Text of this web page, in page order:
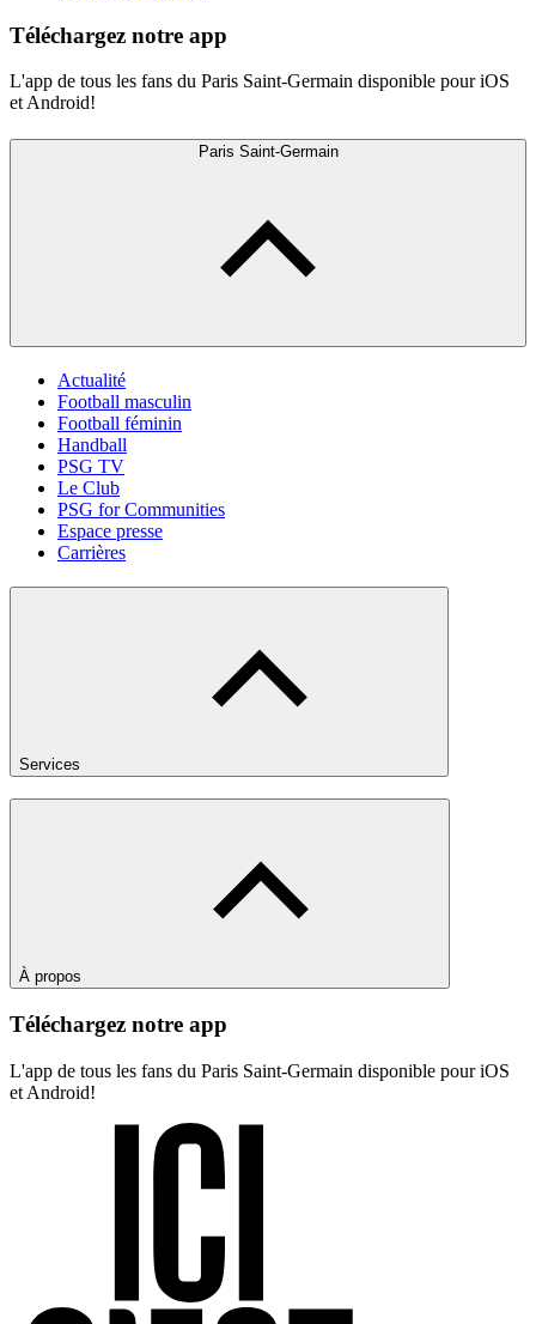
Téléchargez notre app
L'app de tous les fans du Paris Saint-Germain disponible pour iOS
et Android!
Paris Saint-Germain
Actualité
Football masculin
Football féminin
Handball
PSG TV
Le Club
PSG for Communities
Espace presse
Carrières
Services
À propos
Téléchargez notre app
L'app de tous les fans du Paris Saint-Germain disponible pour iOS
et Android!